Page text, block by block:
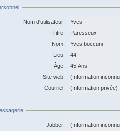
Nom d'utilisateur:
Yves
Titre:
Paresseux
Nom:
Yves boccuni
Lieu:
44
Âge:
45 Ans
Site web:
(Information
Courriel:
(Information privée)
Jabber:
(Information